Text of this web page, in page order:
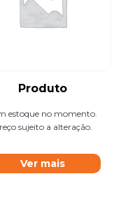
Produto
estoque no momento.
sujeito a alteração.
Ver mais